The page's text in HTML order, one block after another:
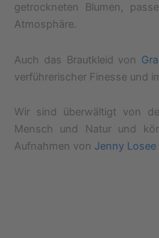
getrockneten Blumen,
Atmosphäre.
Auch das Brautkleid von
verführerischer Finesse und
Wir sind überwältigt von
Mensch und Natur und
Aufnahmen von Jenny Losee